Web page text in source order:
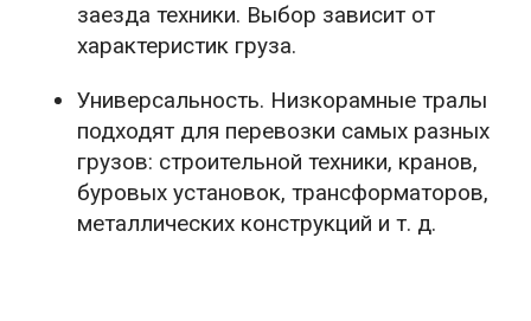
заезда техники. Выбор зависит от
характеристик груза.
Универсальность. Низкорамные тралы
подходят для перевозки самых разных
грузов: строительной техники, кранов,
буровых установок, трансформаторов,
металлических конструкций и т. д.